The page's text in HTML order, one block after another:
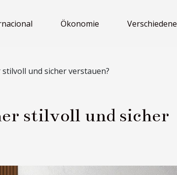
Ökonomie Verschiedene
und sicher verstauen?
stilvoll und sicher